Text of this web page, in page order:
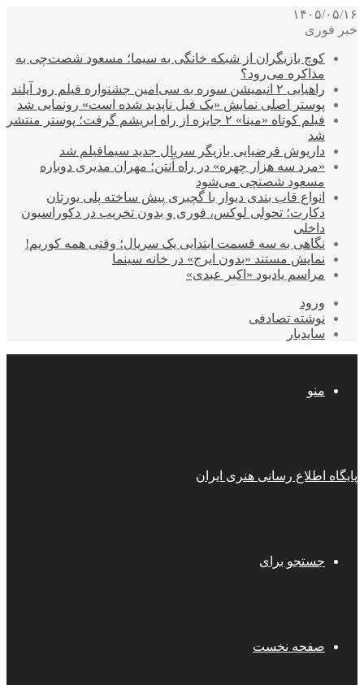
۱۴۰۵/۰۵/۱۶
خبر فوری
کوچ بازیگران از شبکه خانگی به سیما؛ مسعود شصت‌چی به
مذاکره می‌رود؟
راهیابی ۲ انیمیشن سوره به سی‌امین جشنواره فیلم رود آیلند
پوستر اصلی نمایش «یک فیل ناپدید شده است» رونمایی شد
فیلم کوتاه «مینا» ۲ جایزه از راه ابریشم گرفت؛ پوستر منتشر
شد
داریوش فرضیایی بازیگر سریال جدید سیمافیلم شد
«مرد سه هزار چهره» در راه آنتن؛ مهران مدیری دوباره
مسعود شصتچی می‌شود
انواع قاب بندی دیوار با گچبری پیش ساخته پلی یورتان
دکارت؛ تحولی لوکس، فوری و بدون تخریب در دکوراسیون
داخلی
نگاهی به سه قسمت ابتدایی یک سریال؛ وقتی همه کوریم!
نمایش مستند «بدون ایرج» در خانه سینما
مراسم یادبود «اکبر عبدی»
ورود
نوشته تصادفی
سایدبار
منو
پایگاه اطلاع رسانی هنری ایران
جستجو برای
صفحه نخست